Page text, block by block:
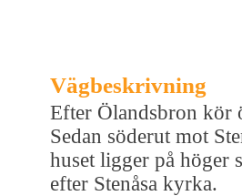
Vägbeskrivning
Efter Ölandsbron kör
Sedan söderut mot
huset ligger på höger
efter Stenåsa kyrka.